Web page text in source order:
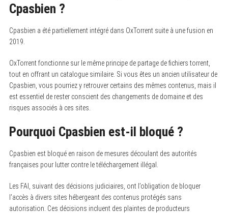
Cpasbien ?
Cpasbien a été partiellement intégré dans OxTorrent suite à une fusion en
2019.
OxTorrent fonctionne sur le même principe de partage de fichiers torrent,
tout en offrant un catalogue similaire. Si vous êtes un ancien utilisateur de
Cpasbien, vous pourriez y retrouver certains des mêmes contenus, mais il
est essentiel de rester conscient des changements de domaine et des
risques associés à ces sites.
Pourquoi Cpasbien est-il bloqué ?
Cpasbien est bloqué en raison de mesures découlant des autorités
françaises pour lutter contre le téléchargement illégal.
Les FAI, suivant des décisions judiciaires, ont l’obligation de bloquer
l’accès à divers sites hébergeant des contenus protégés sans
autorisation. Ces décisions incluent des plaintes de producteurs